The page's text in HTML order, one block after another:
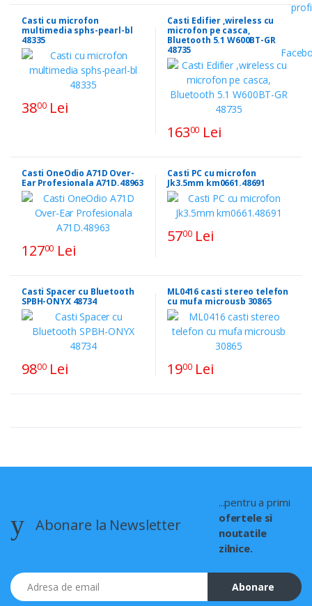
Casti cu microfon
multimedia sphs-pearl-bl
48335
3800Lei
Casti Edifier ,wireless cu
microfon pe casca,
Bluetooth 5.1 W600BT-GR
48735
16300 Lei
Casti OneOdio A71D Over-
Ear Profesionala A71D.48963
12700 Lei
Casti PC cu microfon
Jk3.5mm km0661.48691
5700Lei
Casti Spacer cu Bluetooth
SPBH-ONYX 48734
9800Lei
ML0416 casti stereo telefon
cu mufa microusb 30865
1900Lei
Abonare la Newsletter
...pentru a primi
ofertele si
noutatile
zilnice.
Adresa de email
Abonare